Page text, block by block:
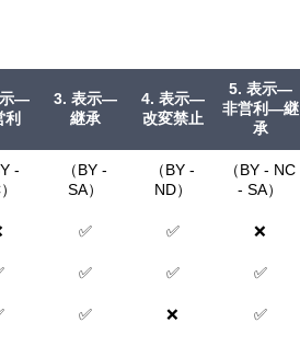
—
利
3. 表示—
継承
4. 表示—
改変禁止
5. 表示—
非営利—継
承
-
（BY -
SA）
（BY -
ND）
（BY - NC
- SA）
✅ ✅ ❌
✅ ✅ ✅
✅ ❌ ✅